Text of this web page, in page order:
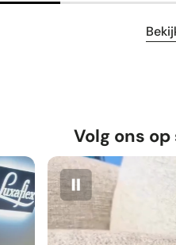
Volg ons